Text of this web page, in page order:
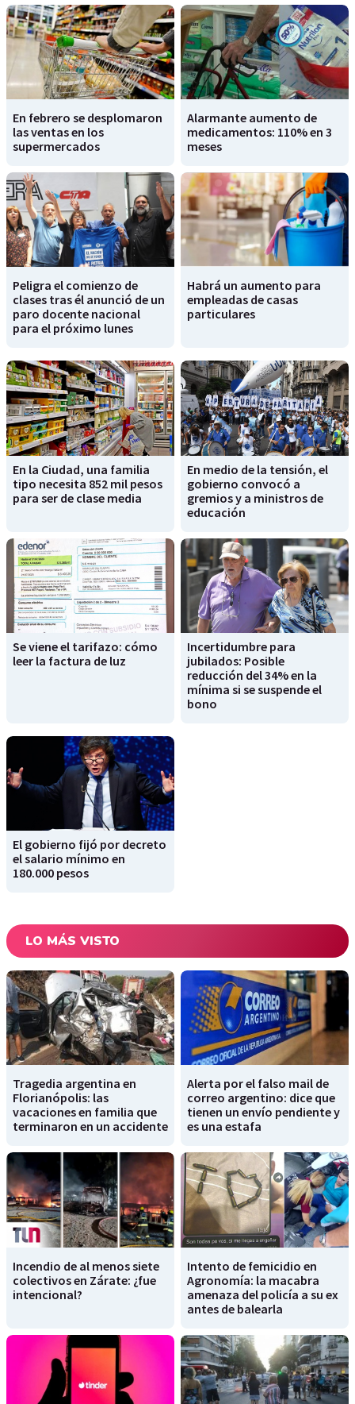
En febrero se desplomaron
las ventas en los
supermercados
Alarmante aumento de
medicamentos: 110% en 3
meses
Peligra el comienzo de
clases tras él anunció de un
paro docente nacional
para el próximo lunes
Habrá un aumento para
empleadas de casas
particulares
En la Ciudad, una familia
tipo necesita 852 mil pesos
para ser de clase media
En medio de la tensión, el
gobierno convocó a
gremios y a ministros de
educación
Se viene el tarifazo: cómo
leer la factura de luz
Incertidumbre para
jubilados: Posible
reducción del 34% en la
mínima si se suspende el
bono
El gobierno fijó por decreto
el salario mínimo en
180.000 pesos
LO MÁS VISTO
Tragedia argentina en
Florianópolis: las
vacaciones en familia que
terminaron en un accidente
Alerta por el falso mail de
correo argentino: dice que
tienen un envío pendiente y
es una estafa
Incendio de al menos siete
colectivos en Zárate: ¿fue
intencional?
Intento de femicidio en
Agronomía: la macabra
amenaza del policía a su ex
antes de balearla